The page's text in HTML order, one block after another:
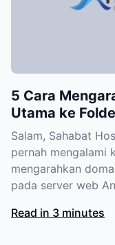
5 Cara
Utama ke
Salam, Sahabat
pernah mengalami
mengarahkan
pada server web
Read in 3 minutes